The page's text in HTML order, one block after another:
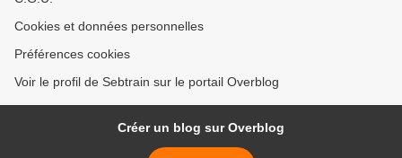
Cookies et données personnelles
Préférences cookies
Voir le profil de Sebtrain sur le portail Overblog
Créer un blog sur Overblog